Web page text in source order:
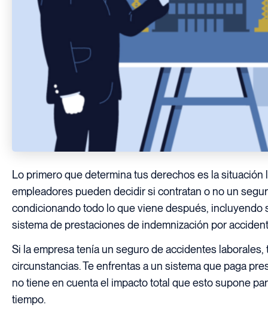
Lo primero que determina tus derechos es la
empleadores pueden decidir si contratan o no un
condicionando todo lo que viene después, incluyendo
sistema de prestaciones de indemnización por
Si la empresa tenía un seguro de accidentes
circunstancias. Te enfrentas a un sistema que paga
no tiene en cuenta el impacto total que esto supone
tiempo.